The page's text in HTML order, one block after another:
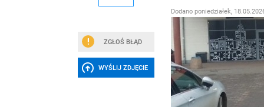
ZGŁOŚ BŁĄD
WYŚLIJ ZDJĘCIE
Dodano poniedziałek,